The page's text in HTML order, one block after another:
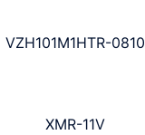
VZH101M1HTR-0810
XMR-11V